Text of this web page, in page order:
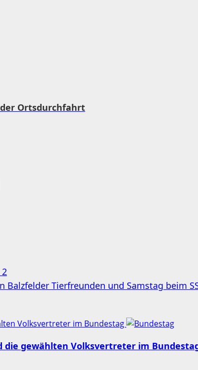
Ortsdurchfahrt
Balzfelder Tierfreunden und Samstag beim
Volksvertreter im Bundestag
die gewählten Volksvertreter im